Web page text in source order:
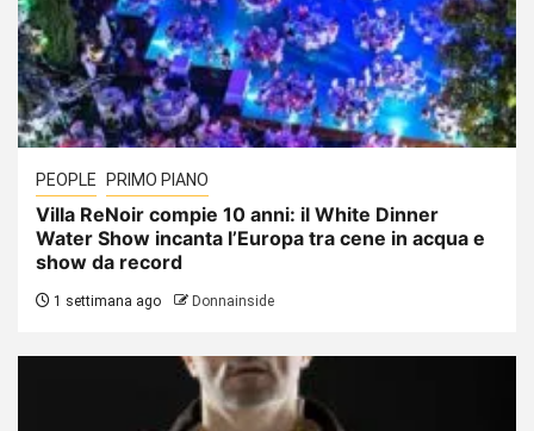
PEOPLE PRIMO PIANO
Villa ReNoir compie 10 anni: il White Dinner
Water Show incanta l’Europa tra cene in acqua e
show da record
1 settimana ago Donnainside